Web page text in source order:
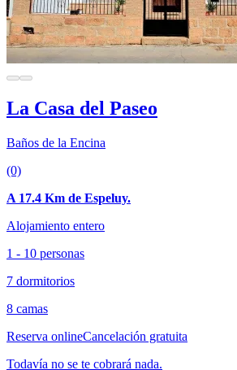
La Casa del Paseo
Baños de la Encina
(0)
A 17.4 Km de Espeluy.
Alojamiento entero
1 - 10 personas
7 dormitorios
8 camas
Reserva onlineCancelación gratuita
Todavía no se te cobrará nada.